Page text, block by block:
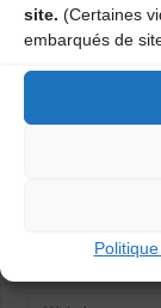
site. (Certaines
embarqués de